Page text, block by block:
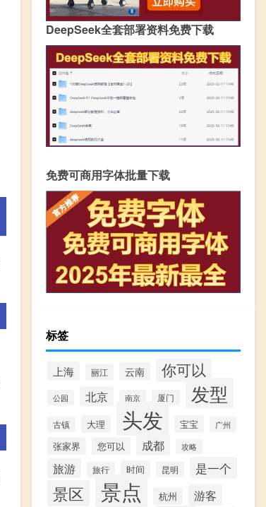
DeepSeek全套部署资料免费下载
免费可商用字体批量下载
标签
上海 丽江 云南 你可以
公园 北京 南京 厦门 发型
古镇 大理 头发 宝宝 广州
张家界 您可以 成都 攻略
旅游 旅行 时间 昆明 是一个
景区 景点 杭州 游客